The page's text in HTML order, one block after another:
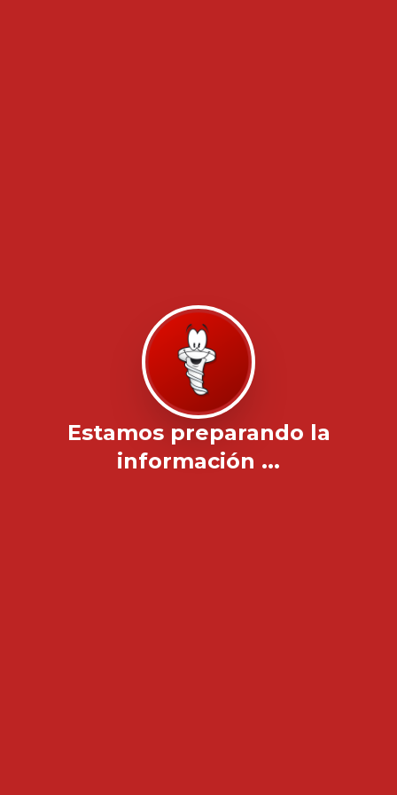
Estamos preparando la
información ...